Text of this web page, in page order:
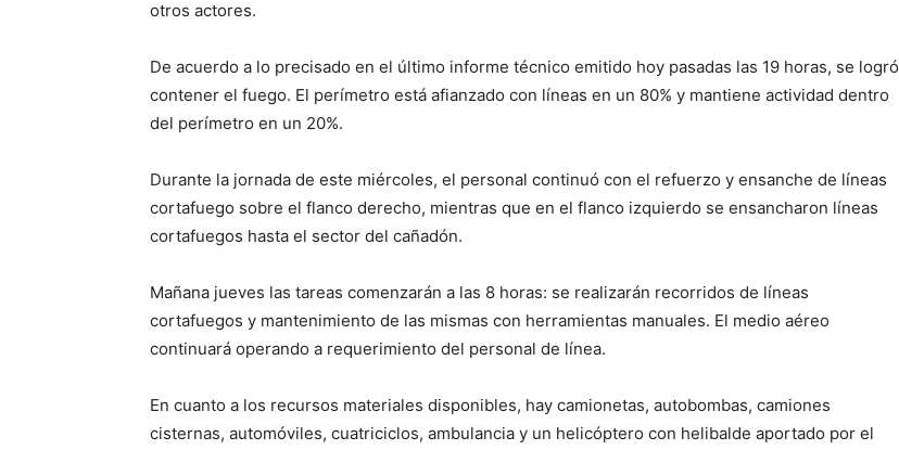
otros actores.
De acuerdo a lo precisado en el último informe técnico emitido hoy pasadas las 19 horas, se logró
contener el fuego. El perímetro está afianzado con líneas en un 80% y mantiene actividad dentro
del perímetro en un 20%.
Durante la jornada de este miércoles, el personal continuó con el refuerzo y ensanche de líneas
cortafuego sobre el flanco derecho, mientras que en el flanco izquierdo se ensancharon líneas
cortafuegos hasta el sector del cañadón.
Mañana jueves las tareas comenzarán a las 8 horas: se realizarán recorridos de líneas
cortafuegos y mantenimiento de las mismas con herramientas manuales. El medio aéreo
continuará operando a requerimiento del personal de línea.
En cuanto a los recursos materiales disponibles, hay camionetas, autobombas, camiones
cisternas, automóviles, cuatriciclos, ambulancia y un helicóptero con helibalde aportado por el